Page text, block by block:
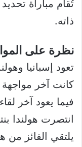
تُقام مباراة
ذاته.
نظرة على
تعود إسبانيا
يلتقي الفائز من